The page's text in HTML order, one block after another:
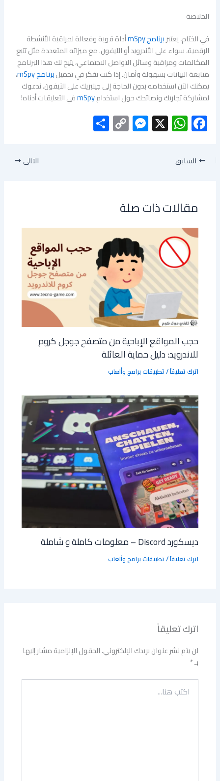
الخلاصة
في الختام، يعتبربرنامج mSpy
أداة قوية وفعالة لمراقبة الأنشطة
الرقمية، سواء على الأندرويد أو الآيفون. مع ميزاته المتعددة مثل تتبع
المكالمات ومراقبة وسائل التواصل الاجتماعي، يتيح لك هذا البرنامج
متابعة البيانات بسهولة وأمان. إذا كنت تفكر في تحميلبرنامج mSpy
،
يمكنك الآن استخدامه بدون الحاجة إلى جيلبريك على الآيفون. ندعوك
لمشاركة تجاربك ونصائحك حول استخدامmSpyفي التعليقات أدناه!
F
ac
e
b
ok
W
h
p
p
X
M
es
er
C
o
السابق التالي
مقالات ذات صلة
حجب المواقع الإباحية من متصفح جوجل كروم
للاندرويد: دليل حماية العائلة
اترك تعليقاً/تطبيقات برامج وألعاب
ديسكورد Discord – معلومات كاملة و شاملة
اترك تعليقاً/تطبيقات برامج وألعاب
اترك تعليقاً
لن يتم نشر عنوان بريدك الإلكتروني.الحقول الإلزامية مشار إليها
بـ*
اكتب
هنا...